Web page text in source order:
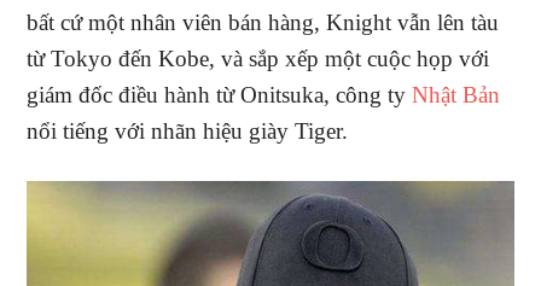
bất cứ một nhân viên bán hàng, Knight vẫn lên tàu
từ Tokyo đến Kobe, và sắp xếp một cuộc họp với
giám đốc điều hành từ Onitsuka, công tyNhật Bản
nổi tiếng với nhãn hiệu giày Tiger.